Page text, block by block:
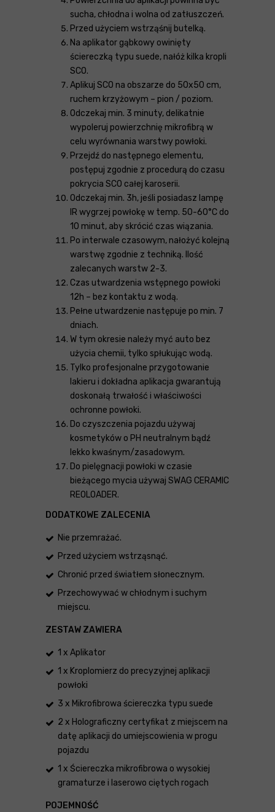
sucha, chłodna i wolna od zatłuszczeń.
Przed użyciem wstrząśnij butelką.
Na aplikator gąbkowy owinięty
ściereczką typu suede, nałóż kilka kropli
SCO.
Aplikuj SCO na obszarze do 50x50 cm,
ruchem krzyżowym – pion / poziom.
Odczekaj min. 3 minuty, delikatnie
wypoleruj powierzchnię mikrofibrą w
celu wyrównania warstwy powłoki.
Przejdź do następnego elementu,
postępuj zgodnie z procedurą do czasu
pokrycia SCO całej karoserii.
Odczekaj min. 3h, jeśli posiadasz lampę
IR wygrzej powłokę w temp. 50-60°C do
10 minut, aby skrócić czas wiązania.
Po interwale czasowym, nałożyć kolejną
warstwę zgodnie z techniką. Ilość
zalecanych warstw 2-3.
Czas utwardzenia wstępnego powłoki
12h – bez kontaktu z wodą.
Pełne utwardzenie następuje po min. 7
dniach.
W tym okresie należy myć auto bez
użycia chemii, tylko spłukując wodą.
Tylko profesjonalne przygotowanie
lakieru i dokładna aplikacja gwarantują
doskonałą trwałość i właściwości
ochronne powłoki.
Do czyszczenia pojazdu używaj
kosmetyków o PH neutralnym bądź
lekko kwaśnym/zasadowym.
Do pielęgnacji powłoki w czasie
bieżącego mycia używaj SWAG CERAMIC
REOLOADER.
DODATKOWE ZALECENIA
Nie przemrażać.
Przed użyciem wstrząsnąć.
Chronić przed światłem słonecznym.
Przechowywać w chłodnym i suchym
miejscu.
ZESTAW ZAWIERA
1 x Aplikator
1 x Kroplomierz do precyzyjnej aplikacji
powłoki
3 x Mikrofibrowa ściereczka typu suede
2 x Holograficzny certyfikat z miejscem na
datę aplikacji do umiejscowienia w progu
pojazdu
1 x Ściereczka mikrofibrowa o wysokiej
gramaturze i laserowo ciętych rogach
POJEMNOŚĆ